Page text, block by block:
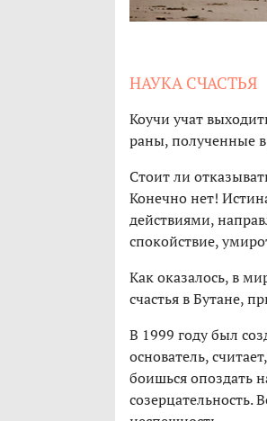
НАУКА СЧАСТЬЯ
Коучи учат
раны, полученные в
Стоит ли
Конечно нет!
действиями,
спокойствие,
Как оказалось, в
счастья в Бутане,
В 1999 году был
основатель,
боишься опоздать
созерцательность.